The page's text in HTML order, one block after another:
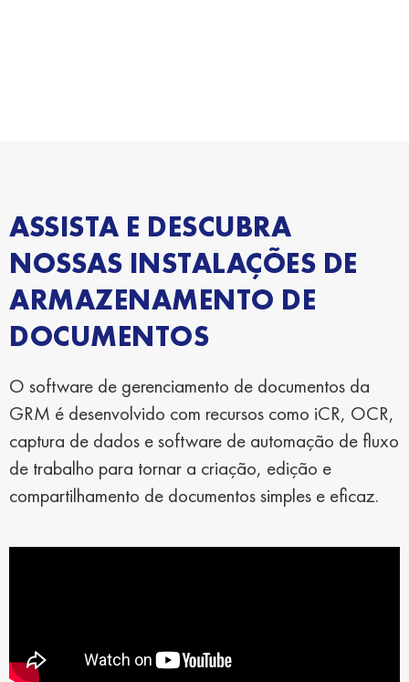
ASSISTA E DESCUBRA
NOSSAS INSTALAÇÕES DE
ARMAZENAMENTO DE
DOCUMENTOS
O software de gerenciamento de documentos da
GRM é desenvolvido com recursos como iCR, OCR,
captura de dados e software de automação de fluxo
de trabalho para tornar a criação, edição e
compartilhamento de documentos simples e eficaz.